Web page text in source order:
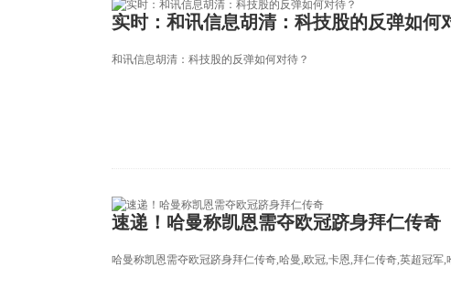
实时：和讯信息胡清：科技股的反弹如何
和讯信息胡清：科技股的反弹如何对待？
速递！哈曼称凯恩需夺欧冠跻身拜仁传奇
哈曼称凯恩需夺欧冠跻身拜仁传奇,哈曼,欧冠,卡恩,拜仁传奇,英超冠军,